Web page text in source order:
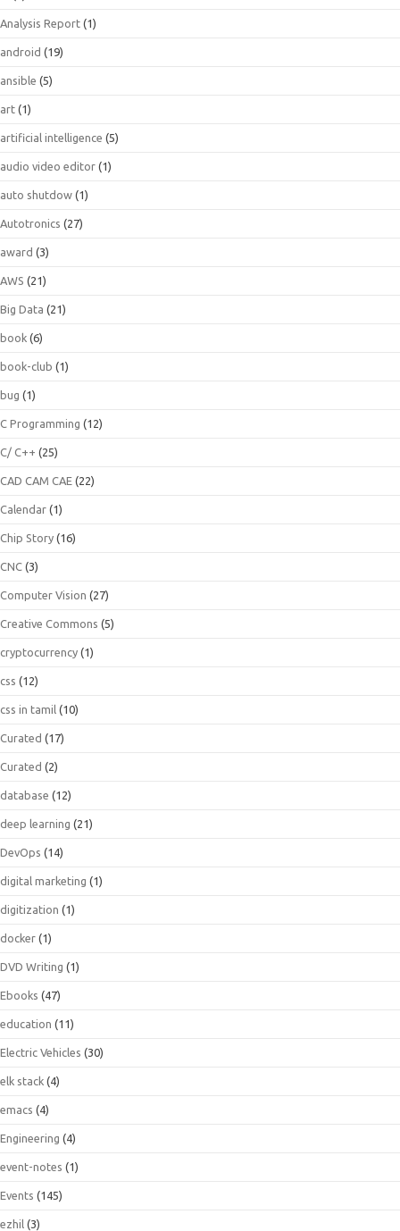
Analysis Report (1)
android (19)
ansible (5)
art (1)
artificial intelligence (5)
audio video editor (1)
auto shutdow (1)
Autotronics (27)
award (3)
AWS (21)
Big Data (21)
book (6)
book-club (1)
bug (1)
C Programming (12)
C/ C++ (25)
CAD CAM CAE (22)
Calendar (1)
Chip Story (16)
CNC (3)
Computer Vision (27)
Creative Commons (5)
cryptocurrency (1)
css (12)
css in tamil (10)
Curated (17)
Curated (2)
database (12)
deep learning (21)
DevOps (14)
digital marketing (1)
digitization (1)
docker (1)
DVD Writing (1)
Ebooks (47)
education (11)
Electric Vehicles (30)
elk stack (4)
emacs (4)
Engineering (4)
event-notes (1)
Events (145)
ezhil (3)